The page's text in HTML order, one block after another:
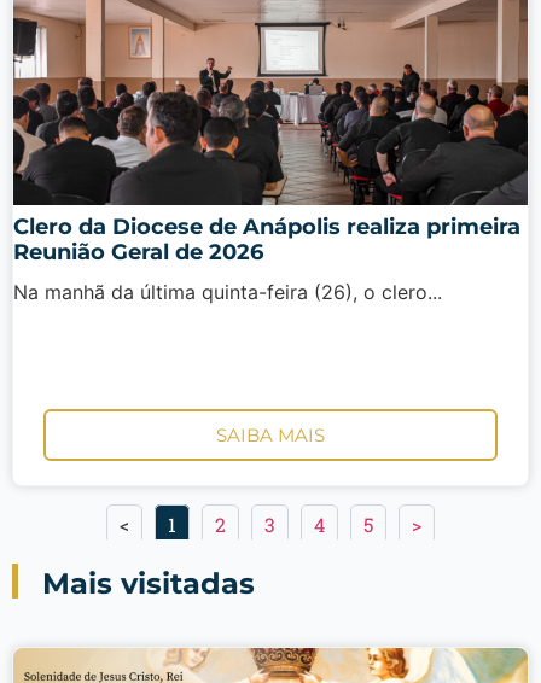
Clero da Diocese de Anápolis realiza primeira
Reunião Geral de 2026
Na manhã da última quinta-feira (26), o clero...
SAIBA MAIS
< 1 2 3 4 5 >
Mais visitadas